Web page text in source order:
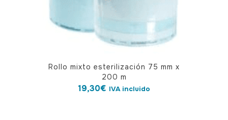
Rollo mixto esterilización 75 mm x
200 m
19,30€ IVA incluido